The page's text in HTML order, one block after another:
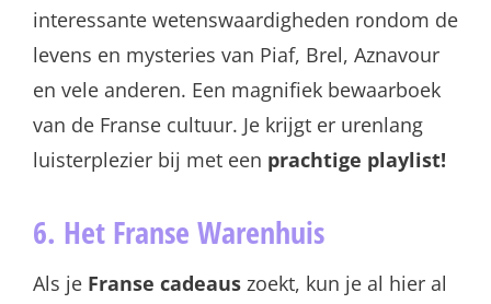
interessante wetenswaardigheden rondom de
levens en mysteries van Piaf, Brel, Aznavour
en vele anderen. Een magnifiek bewaarboek
van de Franse cultuur. Je krijgt er urenlang
luisterplezier bij met een prachtige playlist!
6. Het Franse Warenhuis
Als je Franse cadeauszoekt, kun je al hier al